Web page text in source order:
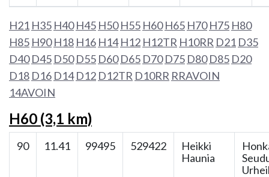
H21 H35 H40 H45 H50 H55 H60 H65 H70 H75 H80
H85 H90 H18 H16 H14 H12 H12TR H10RR D21 D35
D40 D45 D50 D55 D60 D65 D70 D75 D80 D85 D20
D18 D16 D14 D12 D12TR D10RR RRAVOIN
14AVOIN
H60 (3,1 km)
90 11.41 99495 529422
Heikki
Haunia